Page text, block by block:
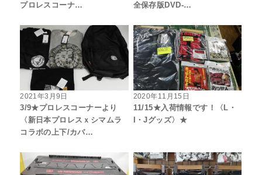
プロレスコーナ…
全保存版DVD-…
2021年3月9日
3/9★プロレスコーナーより
〈新日本プロレスｘシマムラ
コラボの上下/カバ…
2020年11月15日
11/15★入荷情報です！〈L・
I・Jグッズ〉★